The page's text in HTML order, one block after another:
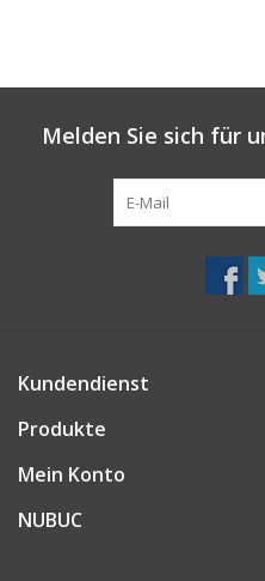
Melden Sie sich für
Kundendienst
Produkte
Mein Konto
NUBUC